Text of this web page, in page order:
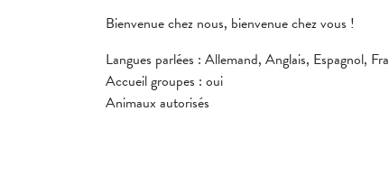
Bienvenue chez nous, bienvenue chez vous !
Langues parlées : Allemand, Anglais, Espagnol,
Accueil groupes : oui
Animaux autorisés